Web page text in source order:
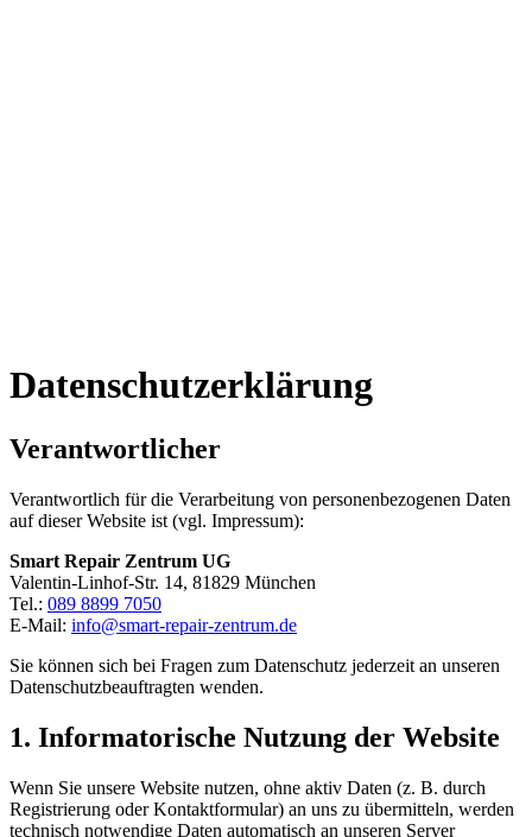
Datenschutzerklärung
Verantwortlicher
Verantwortlich für die Verarbeitung von personenbezogenen Daten
auf dieser Website ist (vgl. Impressum):
Smart Repair Zentrum UG
Valentin-Linhof-Str. 14, 81829 München
Tel.: 089 8899 7050
E-Mail: info@smart-repair-zentrum.de
Sie können sich bei Fragen zum Datenschutz jederzeit an unseren
Datenschutzbeauftragten wenden.
1. Informatorische Nutzung der Website
Wenn Sie unsere Website nutzen, ohne aktiv Daten (z. B. durch
Registrierung oder Kontaktformular) an uns zu übermitteln, werden
technisch notwendige Daten automatisch an unseren Server